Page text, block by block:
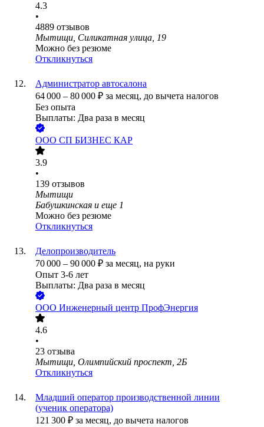
4.3
•
4889 отзывов
Мытищи, Силикатная улица, 19
Можно без резюме
Откликнуться
Администратор автосалона
64 000 – 80 000 ₽ за месяц, до вычета налогов
Без опыта
Выплаты: Два раза в месяц
ООО СП БИЗНЕС КАР
3.9
•
139 отзывов
Мытищи
Бабушкинская и еще 1
Можно без резюме
Откликнуться
Делопроизводитель
70 000 – 90 000 ₽ за месяц, на руки
Опыт 3-6 лет
Выплаты: Два раза в месяц
ООО Инженерный центр ПрофЭнергия
4.6
•
23 отзыва
Мытищи, Олимпийский проспект, 2Б
Откликнуться
Младший оператор производственной линии
(ученик оператора)
121 300 ₽ за месяц, до вычета налогов